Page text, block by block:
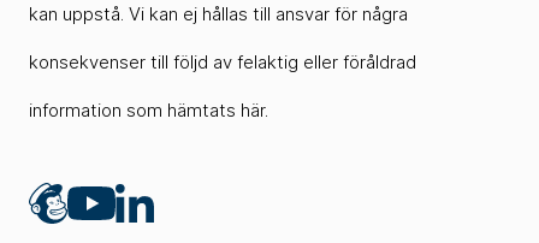
kan uppstå. Vi kan ej hållas till ansvar för några
konsekvenser till följd av felaktig eller föråldrad
information som hämtats här.
Mailchimp
YouTubeLinkedIn